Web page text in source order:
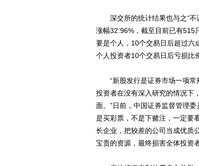
深交所的统计结果也与之“不
涨幅32.96%，截至目前已有515
要是个人，10个交易日后超过六
个人投资者10个交易日后亏损比
“新股发行是证券市场一项常
投资者在没有深入研究的情况下
面。”日前，中国证券监督管理
是买彩票，不是下赌注，一定要
长企业，把较差的公司当成优质
宝贵的资源，最终损害全体投资